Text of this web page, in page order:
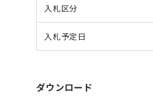
入札区分
入札予定日
ダウンロード